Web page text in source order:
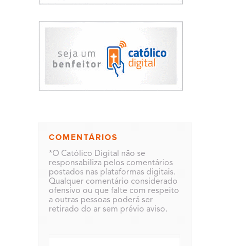
COMENTÁRIOS
*O Católico Digital não se
responsabiliza pelos comentários
postados nas plataformas digitais.
Qualquer comentário considerado
ofensivo ou que falte com respeito
a outras pessoas poderá ser
retirado do ar sem prévio aviso.